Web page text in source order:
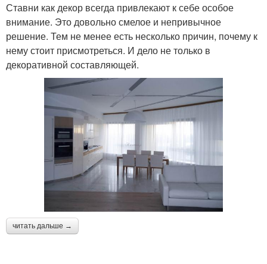
Ставни как декор всегда привлекают к себе особое
внимание. Это довольно смелое и непривычное
решение. Тем не менее есть несколько причин, почему к
нему стоит присмотреться. И дело не только в
декоративной составляющей.
читать дальше →